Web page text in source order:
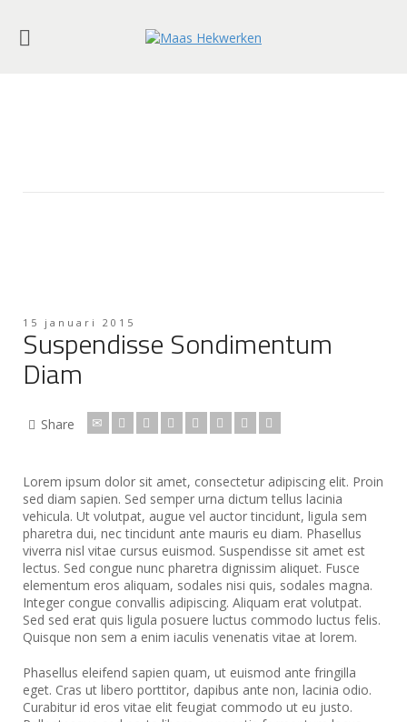
15 januari 2015
Suspendisse Sondimentum
Diam
Share
Lorem ipsum dolor sit amet, consectetur adipiscing elit. Proin
sed diam sapien. Sed semper urna dictum tellus lacinia
vehicula. Ut volutpat, augue vel auctor tincidunt, ligula sem
pharetra dui, nec tincidunt ante mauris eu diam. Phasellus
viverra nisl vitae cursus euismod. Suspendisse sit amet est
lectus. Sed congue nunc pharetra dignissim aliquet. Fusce
elementum eros aliquam, sodales nisi quis, sodales magna.
Integer congue convallis adipiscing. Aliquam erat volutpat.
Sed sed erat quis ligula posuere luctus commodo luctus felis.
Quisque non sem a enim iaculis venenatis vitae at lorem.
Phasellus eleifend sapien quam, ut euismod ante fringilla
eget. Cras ut libero porttitor, dapibus ante non, lacinia odio.
Curabitur id eros vitae elit feugiat commodo ut eu justo.